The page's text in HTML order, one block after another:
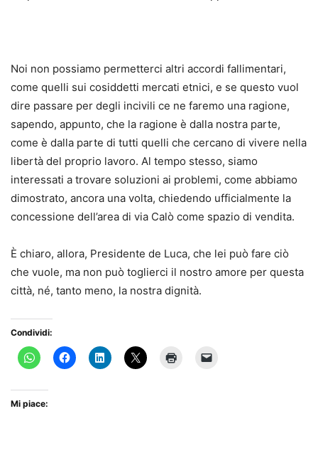
Noi non possiamo permetterci altri accordi fallimentari,
come quelli sui cosiddetti mercati etnici, e se questo vuol
dire passare per degli incivili ce ne faremo una ragione,
sapendo, appunto, che la ragione è dalla nostra parte,
come è dalla parte di tutti quelli che cercano di vivere nella
libertà del proprio lavoro. Al tempo stesso, siamo
interessati a trovare soluzioni ai problemi, come abbiamo
dimostrato, ancora una volta, chiedendo ufficialmente la
concessione dell’area di via Calò come spazio di vendita.
È chiaro, allora, Presidente de Luca, che lei può fare ciò
che vuole, ma non può toglierci il nostro amore per questa
città, né, tanto meno, la nostra dignità.
Condividi:
Mi piace: